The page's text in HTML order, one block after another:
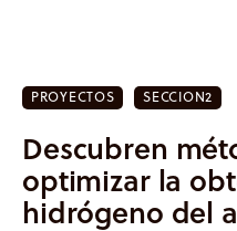
Investigación
Proyectos
Informes
PROYECTOS SECCION2
Descubren
optimizar la
hidrógeno del